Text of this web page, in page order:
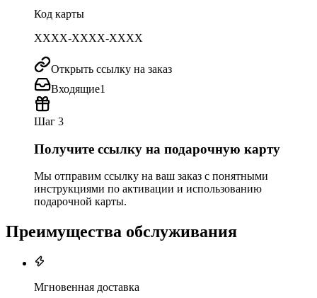
Код карты
XXXX-XXXX-XXXX
Открыть ссылку на заказ
Входящие1
Шаг 3
Получите ссылку на подарочную карту
Мы отправим ссылку на ваш заказ с понятными
инструкциями по активации и использованию
подарочной карты.
Преимущества обслуживания
Мгновенная доставка